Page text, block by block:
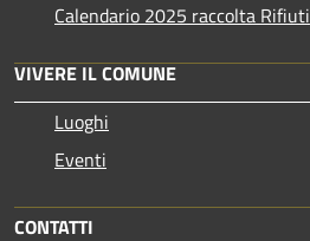
Calendario 2025 raccolta Rifiuti
VIVERE IL COMUNE
Luoghi
Eventi
CONTATTI